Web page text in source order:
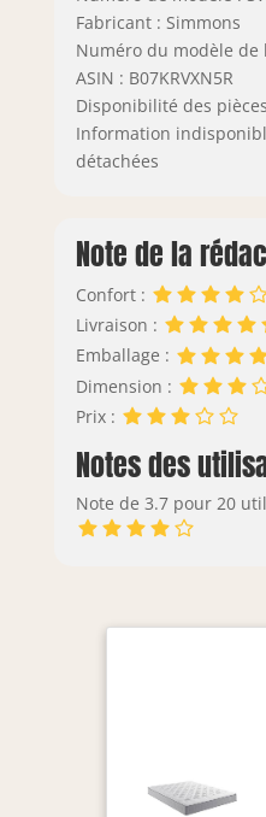
Fabricant : Simmons
Numéro du modèle de
ASIN : B07KRVXN5R
Disponibilité des
Information
détachées
Note de la
Confort :
Livraison :
Emballage :
Dimension :
Prix :
Notes des
Note de 3.7 pour 20